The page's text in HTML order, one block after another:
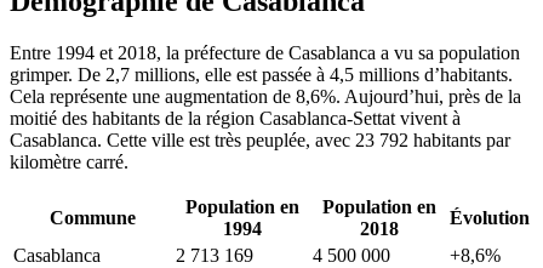
Entre 1994 et 2018, la préfecture de Casablanca a vu sa population
grimper. De 2,7 millions, elle est passée à 4,5 millions d’habitants.
Cela représente une augmentation de 8,6%. Aujourd’hui, près de la
moitié des habitants de la région Casablanca-Settat vivent à
Casablanca. Cette ville est très peuplée, avec 23 792 habitants par
kilomètre carré.
Commune
Population en
1994
Population en
2018
Évolution
Casablanca
2 713 169 4 500 000
+8,6%